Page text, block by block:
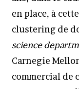
en place, à
clustering de
science
Carnegie
commercial de